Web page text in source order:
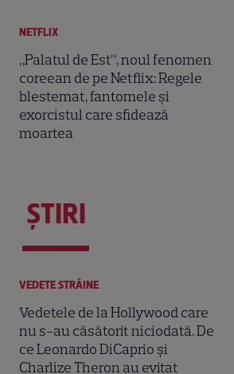
NETFLIX
„Palatul de Est”, noul fenomen
coreean de pe Netflix: Regele
blestemat, fantomele și
exorcistul care sfidează
moartea
ŞTIRI
VEDETE STRĂINE
Vedetele de la Hollywood care
nu s-au căsătorit niciodată. De
ce Leonardo DiCaprio și
Charlize Theron au evitat